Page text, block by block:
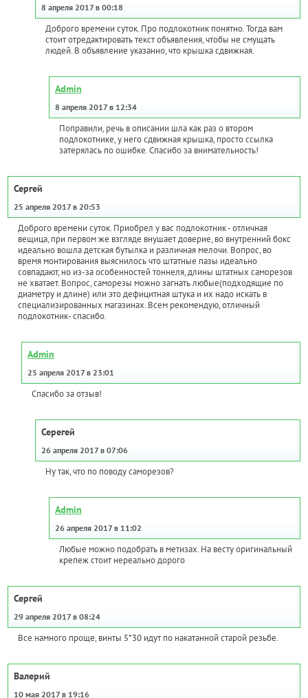
8 апреля 2017 в 00:18
Доброго времени суток. Про подлокотник понятно. Тогда вам
стоит отредактировать текст объявления, чтобы не смущать
людей. В объявление указанно, что крышка сдвижная.
Admin
8 апреля 2017 в 12:34
Поправили, речь в описании шла как раз о втором
подлокотнике, у него сдвижная крышка, просто ссылка
затерялась по ошибке. Спасибо за внимательность!
Сергей
25 апреля 2017 в 20:53
Доброго времени суток. Приобрел у вас подлокотник - отличная
вещица, при первом же взгляде внушает доверие, во внутренний бокс
идеально вошла детская бутылка и различная мелочи. Вопрос, во
время монтирования выяснилось что штатные пазы идеально
совпадают, но из-за особенностей тоннеля, длины штатных саморезов
не хватает. Вопрос, саморезы можно загнать любые(подходящие по
диаметру и длине) или это дефицитная штука и их надо искать в
специализированных магазинах. Всем рекомендую, отличный
подлокотник- спасибо.
Admin
25 апреля 2017 в 23:01
Спасибо за отзыв!
Серегей
26 апреля 2017 в 07:06
Ну так, что по поводу саморезов?
Admin
26 апреля 2017 в 11:02
Любые можно подобрать в метизах. На весту оригинальный
крепеж стоит нереально дорого
Сергей
29 апреля 2017 в 08:24
Все намного проще, винты 5*30 идут по накатанной старой резьбе.
Валерий
10 мая 2017 в 19:16